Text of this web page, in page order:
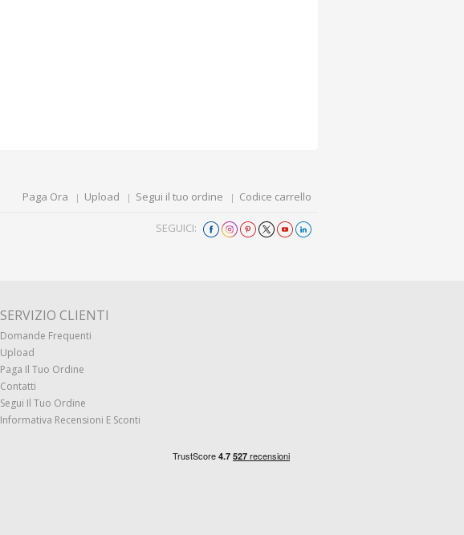
Paga Ora Upload Segui il tuo ordine Codice carrello
SEGUICI:
SERVIZIO CLIENTI
Domande Frequenti
Upload
Paga Il Tuo Ordine
Contatti
Segui Il Tuo Ordine
Informativa Recensioni E Sconti